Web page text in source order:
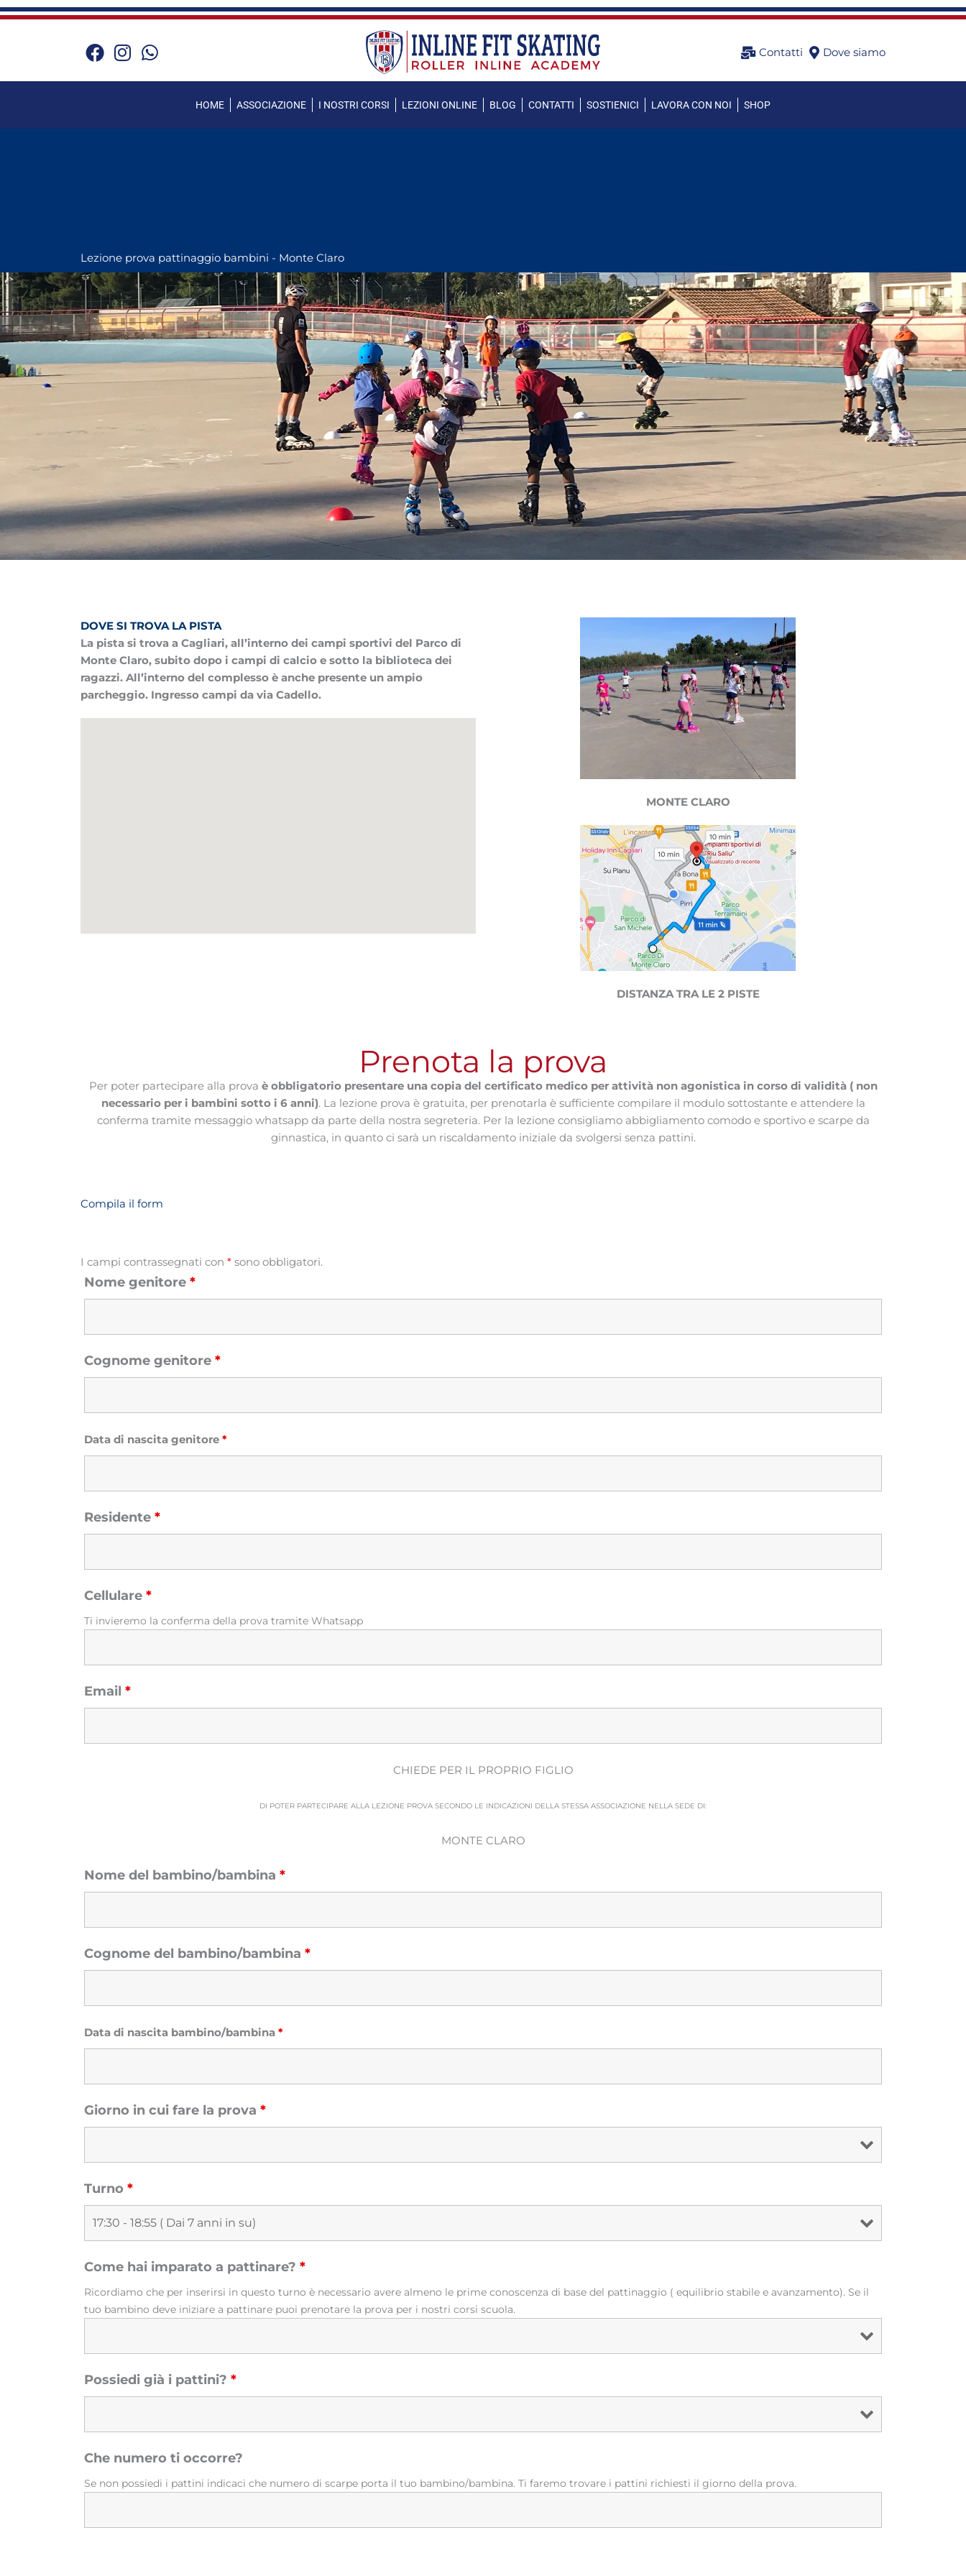
Vai
Contatti Dove siamo
HOME ASSOCIAZIONE I NOSTRI CORSI LEZIONI ONLINE BLOG CONTATTI SOSTIENICI LAVORA CON NOI SHOP
Lezione prova pattinaggio bambini - Monte Claro
DOVE SI TROVA LA PISTA
La pista si trova a Cagliari, all’interno dei campi sportivi del Parco di
Monte Claro, subito dopo i campi di calcio e sotto la biblioteca dei
ragazzi. All’interno del complesso è anche presente un ampio
parcheggio. Ingresso campi da via Cadello.
MONTE CLARO
DISTANZA TRA LE 2 PISTE
Prenota la prova
Per poter partecipare alla prova è obbligatorio presentare una copia del certificato medico per attività non agonistica in corso di validità ( non
necessario per i bambini sotto i 6 anni). La lezione prova è gratuita, per prenotarla è sufficiente compilare il modulo sottostante e attendere la
conferma tramite messaggio whatsapp da parte della nostra segreteria. Per la lezione consigliamo abbigliamento comodo e sportivo e scarpe da
ginnastica, in quanto ci sarà un riscaldamento iniziale da svolgersi senza pattini.
Compila il form
I campi contrassegnati con * sono obbligatori.
Nome genitore *
Cognome genitore *
Data di nascita genitore *
Residente *
Cellulare *
Ti invieremo la conferma della prova tramite Whatsapp
Email *
CHIEDE PER IL PROPRIO FIGLIO
DI POTER PARTECIPARE ALLA LEZIONE PROVA SECONDO LE INDICAZIONI DELLA STESSA ASSOCIAZIONE NELLA SEDE DI:
MONTE CLARO
Nome del bambino/bambina *
Cognome del bambino/bambina *
Data di nascita bambino/bambina *
Giorno in cui fare la prova *
Turno *
Come hai imparato a pattinare? *
Ricordiamo che per inserirsi in questo turno è necessario avere almeno le prime conoscenza di base del pattinaggio ( equilibrio stabile e avanzamento). Se il
tuo bambino deve iniziare a pattinare puoi prenotare la prova per i nostri corsi scuola.
Possiedi già i pattini? *
Che numero ti occorre?
Se non possiedi i pattini indicaci che numero di scarpe porta il tuo bambino/bambina. Ti faremo trovare i pattini richiesti il giorno della prova.